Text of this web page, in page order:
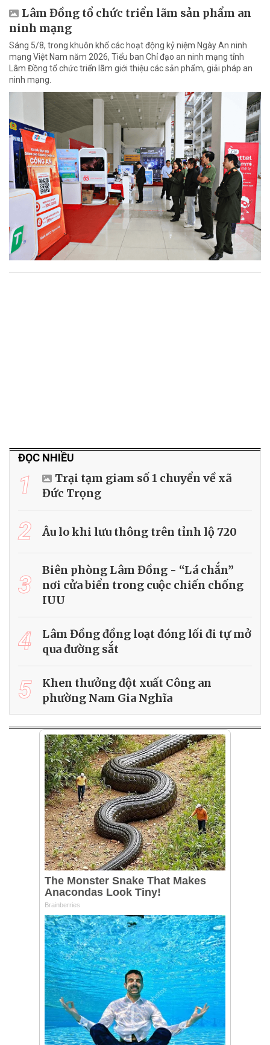
Lâm Đồng tổ chức triển lãm sản phẩm an
ninh mạng
Sáng 5/8, trong khuôn khổ các hoạt động kỷ niệm Ngày An ninh
mạng Việt Nam năm 2026, Tiểu ban Chỉ đạo an ninh mạng tỉnh
Lâm Đồng tổ chức triển lãm giới thiệu các sản phẩm, giải pháp an
ninh mạng.
ĐỌC NHIỀU
1
Trại tạm giam số 1 chuyển về xã
Đức Trọng
2 Âu lo khi lưu thông trên tỉnh lộ 720
3
Biên phòng Lâm Đồng - “Lá chắn”
nơi cửa biển trong cuộc chiến chống
IUU
4
Lâm Đồng đồng loạt đóng lối đi tự mở
qua đường sắt
5
Khen thưởng đột xuất Công an
phường Nam Gia Nghĩa